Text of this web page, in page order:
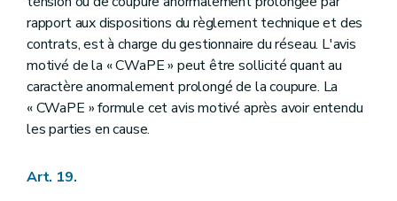
rapport aux dispositions du règlement technique et des
contrats, est à charge du gestionnaire du réseau. L'avis
motivé de la « CWaPE » peut être sollicité quant au
caractère anormalement prolongé de la coupure. La
« CWaPE » formule cet avis motivé après avoir entendu
les parties en cause.
Art. 19.